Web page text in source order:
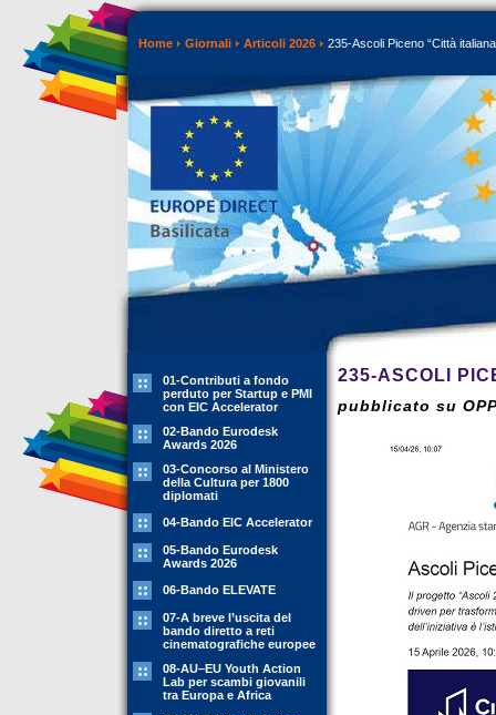
Home Giornali Articoli 2026 235-Ascoli Piceno “Città
01-Contributi a fondo
perduto per Startup e PMI
con EIC Accelerator
02-Bando Eurodesk
Awards 2026
03-Concorso al Ministero
della Cultura per 1800
diplomati
04-Bando EIC Accelerator
05-Bando Eurodesk
Awards 2026
06-Bando ELEVATE
07-A breve l’uscita del
bando diretto a reti
cinematografiche europee
08-AU–EU Youth Action
Lab per scambi giovanili
tra Europa e Africa
235-ASCOLI
pubblicato su